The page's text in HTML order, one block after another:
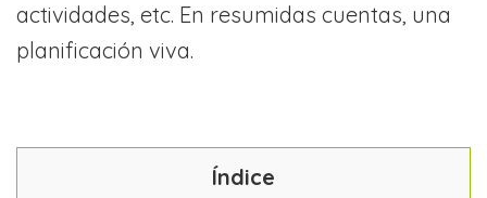
actividades, etc. En resumidas cuentas, una
planificación viva.
Índice